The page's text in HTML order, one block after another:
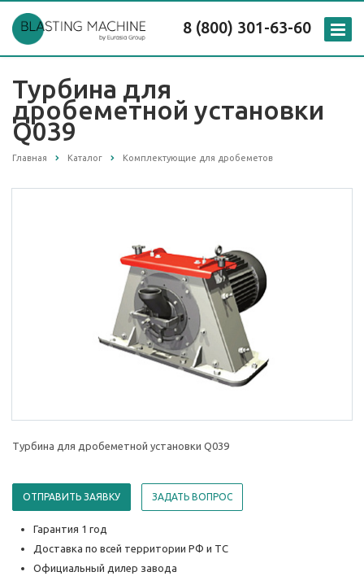
8 (800) 301-63-60
Турбина для
дробеметной установки
Q039
Главная Каталог Комплектующие для дробеметов
Турбина для дробеметной установки Q039
ОТПРАВИТЬ ЗАЯВКУ ЗАДАТЬ ВОПРОС
Гарантия 1 год
Доставка по всей территории РФ и ТС
Официальный дилер завода